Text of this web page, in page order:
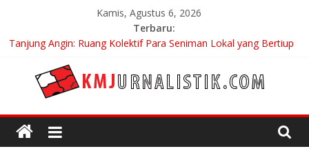
content
Kamis, Agustus 6, 2026
Terbaru:
Tanjung Angin: Ruang Kolektif Para Seniman Lokal yang Bertiup
Carpe Diem: Keberanian Akan Menjalani Hidup yang Kita
Pilih/Ketika Hidup Meminta Kita Memilih
Tertinggi Mencintai
Bojan Hodak Sang “Messiah” Dari Zagreb Untuk Bandung
Di Bandung Di Asia Afrika Untuk Dunia Tanpa Zionisme dan
KMJURNALISTIK